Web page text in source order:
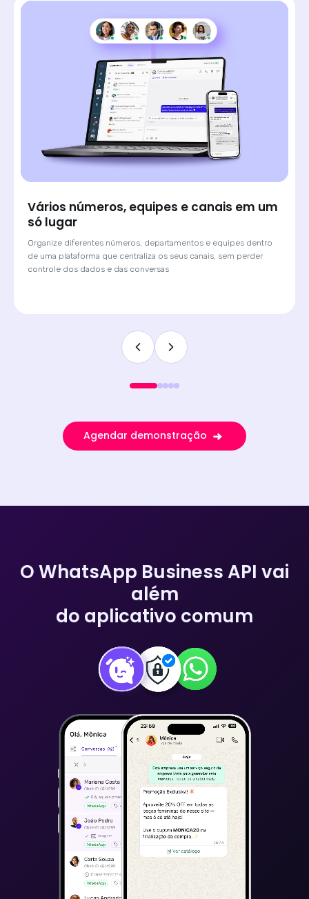
Saiba de onde veio cada lead e atenda
com o contexto certo
Quando o cliente chega por um anúncio de Click-to-WhatsApp,
a Huggy mostra qual campanha originou a conversa. O
atendente sabe o contexto antes de digitar a primeira
Agendar demonstração
O WhatsApp Business API vai
além
do aplicativo comum